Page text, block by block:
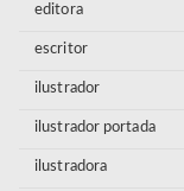
editora
escritor
ilustrador
ilustrador portada
ilustradora